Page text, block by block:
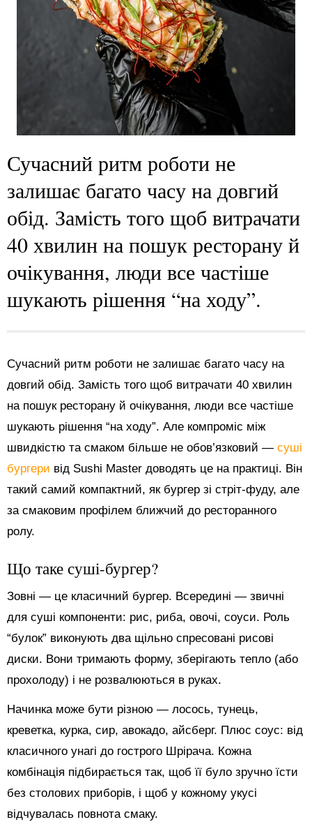
Сучасний ритм роботи не
залишає багато часу на довгий
обід. Замість того щоб витрачати
40 хвилин на пошук ресторану й
очікування, люди все частіше
шукають рішення “на ходу”.
Сучасний ритм роботи не залишає багато часу на
довгий обід. Замість того щоб витрачати 40 хвилин
на пошук ресторану й очікування, люди все частіше
шукають рішення “на ходу”. Але компроміс між
швидкістю та смаком більше не обов’язковий — суші
бургери від Sushi Master доводять це на практиці. Він
такий самий компактний, як бургер зі стріт-фуду, але
за смаковим профілем ближчий до ресторанного
ролу.
Що таке суші-бургер?
Зовні — це класичний бургер. Всередині — звичні
для суші компоненти: рис, риба, овочі, соуси. Роль
“булок” виконують два щільно спресовані рисові
диски. Вони тримають форму, зберігають тепло (або
прохолоду) і не розвалюються в руках.
Начинка може бути різною — лосось, тунець,
креветка, курка, сир, авокадо, айсберг. Плюс соус: від
класичного унагі до гострого Шрірача. Кожна
комбінація підбирається так, щоб її було зручно їсти
без столових приборів, і щоб у кожному укусі
відчувалась повнота смаку.